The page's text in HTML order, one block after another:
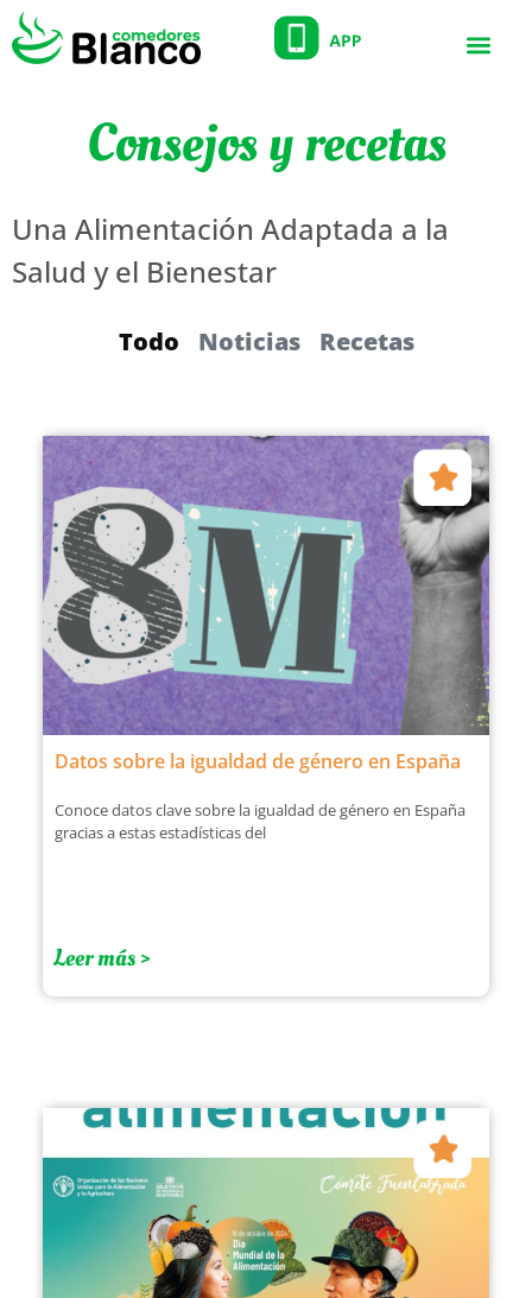
Consejos y recetas
Una Alimentación Adaptada a la
Salud y el Bienestar
Noticias Recetas
Todo
Datos sobre la igualdad de género en España
Conoce datos clave sobre la igualdad de género en España
gracias a estas estadísticas del
Leer más >